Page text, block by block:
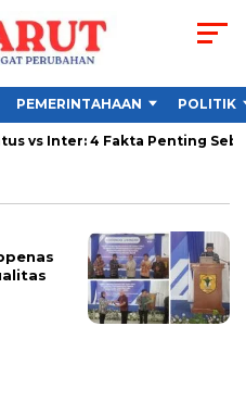
PEMERINTAHAAN POLITIK
vs Inter: 4 Fakta Penting